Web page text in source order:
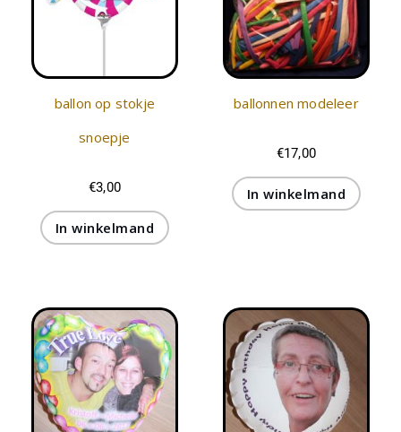
ballon op stokje
snoepje
€3,00
In winkelmand
ballonnen modeleer
€17,00
In winkelmand